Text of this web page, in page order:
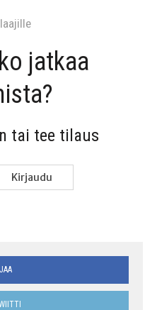
jat­kaa
tai tee tilaus
Kir­jau­du
JAA